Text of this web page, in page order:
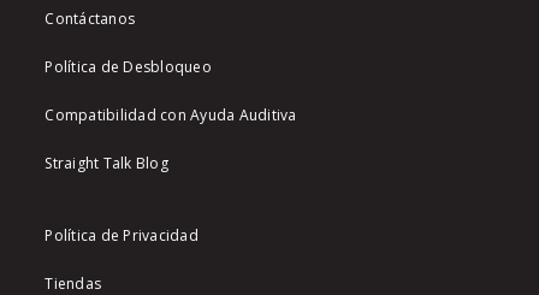
Contáctanos
Política de Desbloqueo
Compatibilidad con Ayuda Auditiva
Straight Talk Blog
Política de Privacidad
Tiendas